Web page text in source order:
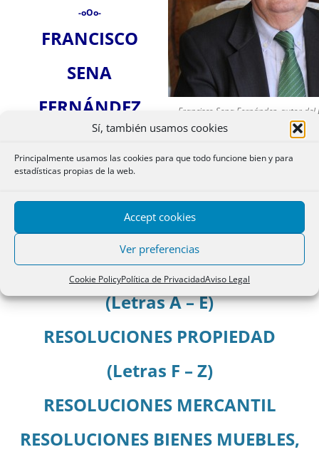
Sí, también usamos cookies
Principalmente usamos las cookies para que todo funcione bien y para
estadísticas propias de la web.
Accept cookies
Ver preferencias
Cookie PolicyPolítica de PrivacidadAviso Legal
-oOo-
FRANCISCO
SENA
FERNÁNDEZ
Francisco Sena Fernández, autor
Jurisprudencia Registral
IR A LA PORTADA DE
JURISPRUDENCIA REGISTRAL
RESOLUCIONES PROPIEDAD
(Letras A – E)
RESOLUCIONES PROPIEDAD
(Letras F – Z)
RESOLUCIONES MERCANTIL
RESOLUCIONES BIENES MUEBLES,